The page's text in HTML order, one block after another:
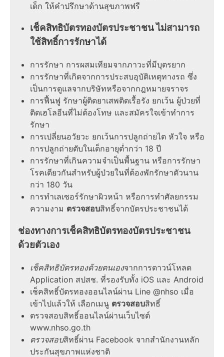
เด็ก ให้คำปรึกษาด้านสุขภาพฟรี
เช็คสิทธิบัตรทองบัตรประชาชน ไม่สามารถ
ใช้สิทธิ์การรักษาได้
การรักษา การผสมเทียมจากภาวะที่มีบุตรยาก
การรักษาที่เกิดจากการประสบอุบัติเหตุทางรถ ซึ่ง
เป็นการดูแลจากบริษัทหรือจากกฎหมายจราจร
การฟื้นฟู รักษาผู้ติดยาเสพติดเรื้อรัง ยกเว้น ผู้ป่วยที่
ติดเฮโลอีนที่ไม่ต้องโทษ และสมัครใจเข้าทำการ
รักษา
การเปลี่ยนอวัยวะ ยกเว้นการปลูกถ่ายไต หัวใจ หรือ
การปลูกถ่ายตับในเด็กอายุต่ำกว่า 18 ปี
การรักษาที่เกินความจำเป็นพื้นฐาน หรือการรักษา
โรคเดียวกันสำหรับผู้ป่วยในที่ต้องพักรักษาตัวนาน
กว่า 180 วัน
การทำเลเซอร์รักษาผิวหน้า หรือการทำศัลยกรรม
ความงาม ตรวจสอบสิทธิ์จากบัตรประชาชนได้
ช่องทางการเช็คสิทธิบัตรทองบัตรประชาชน
ด้วยตัวเอง
เช็คสิทธิบัตรทองด้วยตนเองจากการดาวน์โหลด
Application สปสช. ที่รองรับทั้ง iOS และ Android
เช็คสิทธิ์บัตรทองออนไลน์ผ่าน Line @nhso เมื่อ
เข้าไปแล้วให้ เลือกเมนู ตรวจสอบสิทธิ์
ตรวจสอบสิทธิ์ออนไลน์ผ่านเว็บไซต์
www.nhso.go.th
ตรวจสอบสิทธิ์ผ่าน Facebook จากสำนักงานหลัก
ประกันสุขภาพแห่งชาติ